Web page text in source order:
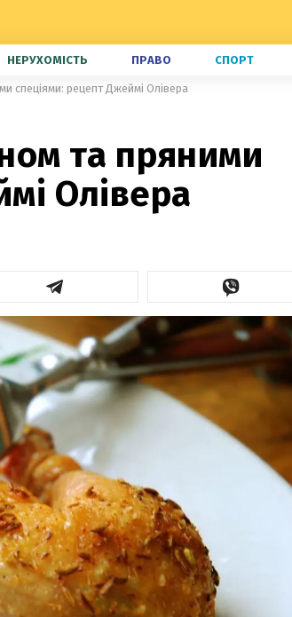
НЕРУХОМІСТЬ ПРАВО СПОРТ
спеціями: рецепт Джеймі Олівера
та пряними
Олівера